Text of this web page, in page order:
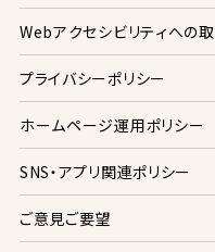
Webアクセシビリティへの取
プライバシーポリシー
ホームページ運用ポリシー
SNS・アプリ関連ポリシー
ご意見ご要望